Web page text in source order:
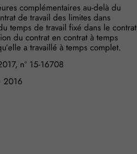
complémentaires au-delà du
de travail des limites dans
temps de travail fixé dans le contrat
du contrat en contrat à temps
a travaillé à temps complet.
n° 15-16708
2016